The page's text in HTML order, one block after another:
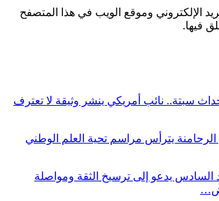
الإلكتروني وموقع الويب في هذا المتصفح
فيها.
سبتة.. نائب أمريكي ينشر وثيقة لا تعترف
الرحامنة يترأس مراسم تحية العلم الوطني
السادس يدعو إلى ترسيخ الثقة ومواصلة